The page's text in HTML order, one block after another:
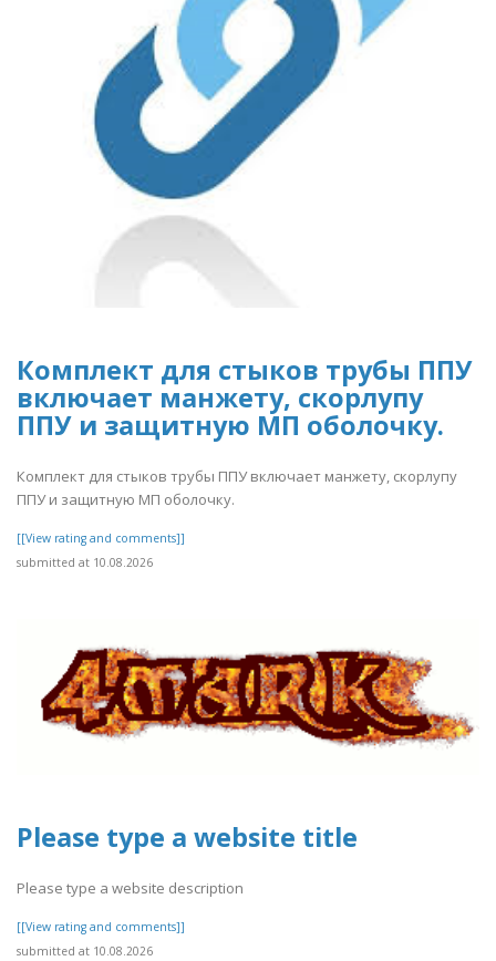
Комплект для стыков трубы ППУ
включает манжету, скорлупу
ППУ и защитную МП оболочку.
Комплект для стыков трубы ППУ включает манжету, скорлупу
ППУ и защитную МП оболочку.
[[View rating and comments]]
submitted at 10.08.2026
Please type a website title
Please type a website description
[[View rating and comments]]
submitted at 10.08.2026